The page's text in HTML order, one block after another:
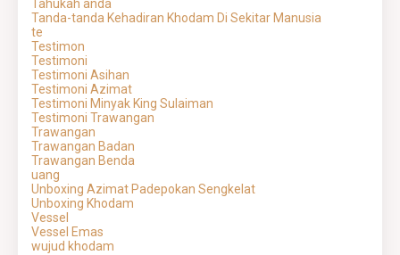
Tahukah anda
Tanda-tanda Kehadiran Khodam Di Sekitar Manusia
te
Testimon
Testimoni
Testimoni Asihan
Testimoni Azimat
Testimoni Minyak King Sulaiman
Testimoni Trawangan
Trawangan
Trawangan Badan
Trawangan Benda
uang
Unboxing Azimat Padepokan Sengkelat
Unboxing Khodam
Vessel
Vessel Emas
wujud khodam